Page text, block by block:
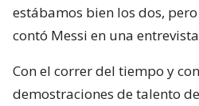
estábamos bien los dos,
contó Messi en una
Con el correr del tiempo y
demostraciones de talento del